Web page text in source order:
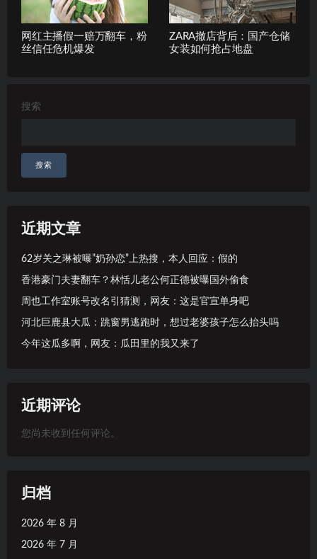
网红主播假一赔万翻车，粉
丝信任危机爆发
ZARA撤店背后：国产仓储
女装如何抢占地盘
搜索
搜索
近期文章
62岁关之琳被曝”奶孙恋”上热搜，本人回应：假的
香港豪门夫妻翻车？林恬儿老公何正德被曝国外偷食
周也工作室账号改名引猜测，网友：这是官宣单身吧
河北巨鹿县大瓜：跳窗男逃跑时，想过老婆孩子怎么抬头吗
今年这瓜多啊，网友：瓜田里的我又来了
近期评论
您尚未收到任何评论。
归档
2026 年 8 月
2026 年 7 月